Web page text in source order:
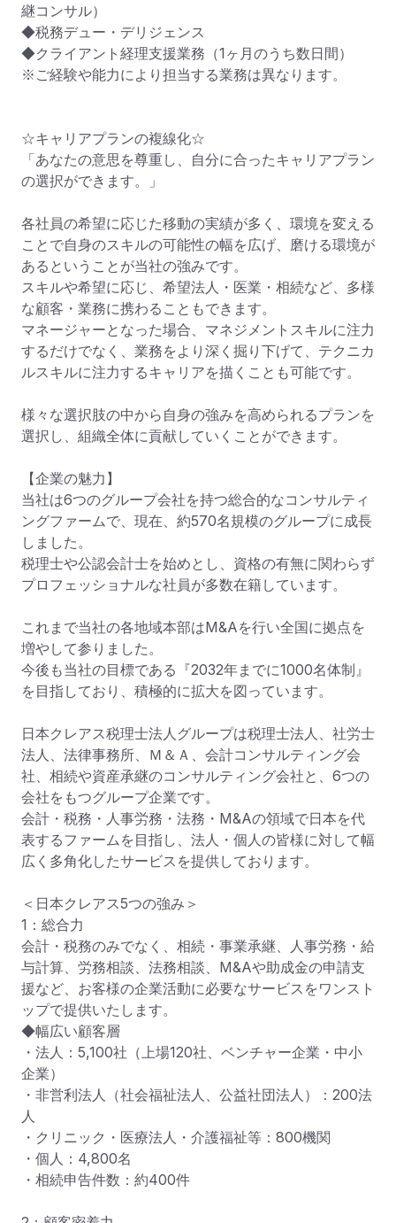
継コンサル）
◆税務デュー・デリジェンス
◆クライアント経理支援業務（1ヶ月のうち数日間）
※ご経験や能力により担当する業務は異なります。
☆キャリアプランの複線化☆
「あなたの意思を尊重し、自分に合ったキャリアプラン
の選択ができます。」
各社員の希望に応じた移動の実績が多く、環境を変える
ことで自身のスキルの可能性の幅を広げ、磨ける環境が
あるということが当社の強みです。
スキルや希望に応じ、希望法人・医業・相続など、多様
な顧客・業務に携わることもできます。
マネージャーとなった場合、マネジメントスキルに注力
するだけでなく、業務をより深く掘り下げて、テクニカ
ルスキルに注力するキャリアを描くことも可能です。
様々な選択肢の中から自身の強みを高められるプランを
選択し、組織全体に貢献していくことができます。
【企業の魅力】
当社は6つのグループ会社を持つ総合的なコンサルティ
ングファームで、現在、約570名規模のグループに成長
しました。
税理士や公認会計士を始めとし、資格の有無に関わらず
プロフェッショナルな社員が多数在籍しています。
これまで当社の各地域本部はM&Aを行い全国に拠点を
増やして参りました。
今後も当社の目標である『2032年までに1000名体制』
を目指しており、積極的に拡大を図っています。
日本クレアス税理士法人グループは税理士法人、社労士
法人、法律事務所、Ｍ＆Ａ、会計コンサルティング会
社、相続や資産承継のコンサルティング会社と、6つの
会社をもつグループ企業です。
会計・税務・人事労務・法務・M&Aの領域で日本を代
表するファームを目指し、法人・個人の皆様に対して幅
広く多角化したサービスを提供しております。
＜日本クレアス5つの強み＞
1：総合力
会計・税務のみでなく、相続・事業承継、人事労務・給
与計算、労務相談、法務相談、M&Aや助成金の申請支
援など、お客様の企業活動に必要なサービスをワンスト
ップで提供いたします。
◆幅広い顧客層
・法人：5,100社（上場120社、ベンチャー企業・中小
企業）
・非営利法人（社会福祉法人、公益社団法人）：200法
人
・クリニック・医療法人・介護福祉等：800機関
・個人：4,800名
・相続申告件数：約400件